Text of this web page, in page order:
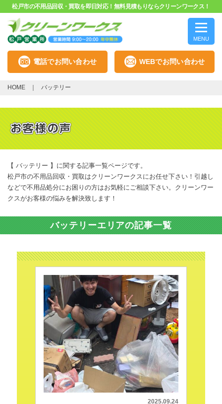
松戸市の不用品回収・買取を即日対応！無料見積もりならクリーンワークス！
MENU
電話でお問い合わせ WEBでお問い合わせ
HOME バッテリー
【 バッテリー 】に関する記事一覧ページです。
松戸市の不用品回収・買取はクリーンワークスにお任せ下さい！引越し
などで不用品処分にお困りの方はお気軽にご相談下さい。クリーンワー
クスがお客様の悩みを解決致します！
バッテリーエリアの記事一覧
2025.09.24